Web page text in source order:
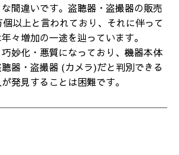
間違いです。盗聴器・盗撮器の販売
以上と言われており、それに伴って
々増加の一途を辿っています。
妙化・悪質になっており、機器本体
器・盗撮器 (カメラ)だと判別できる
発見することは困難です。